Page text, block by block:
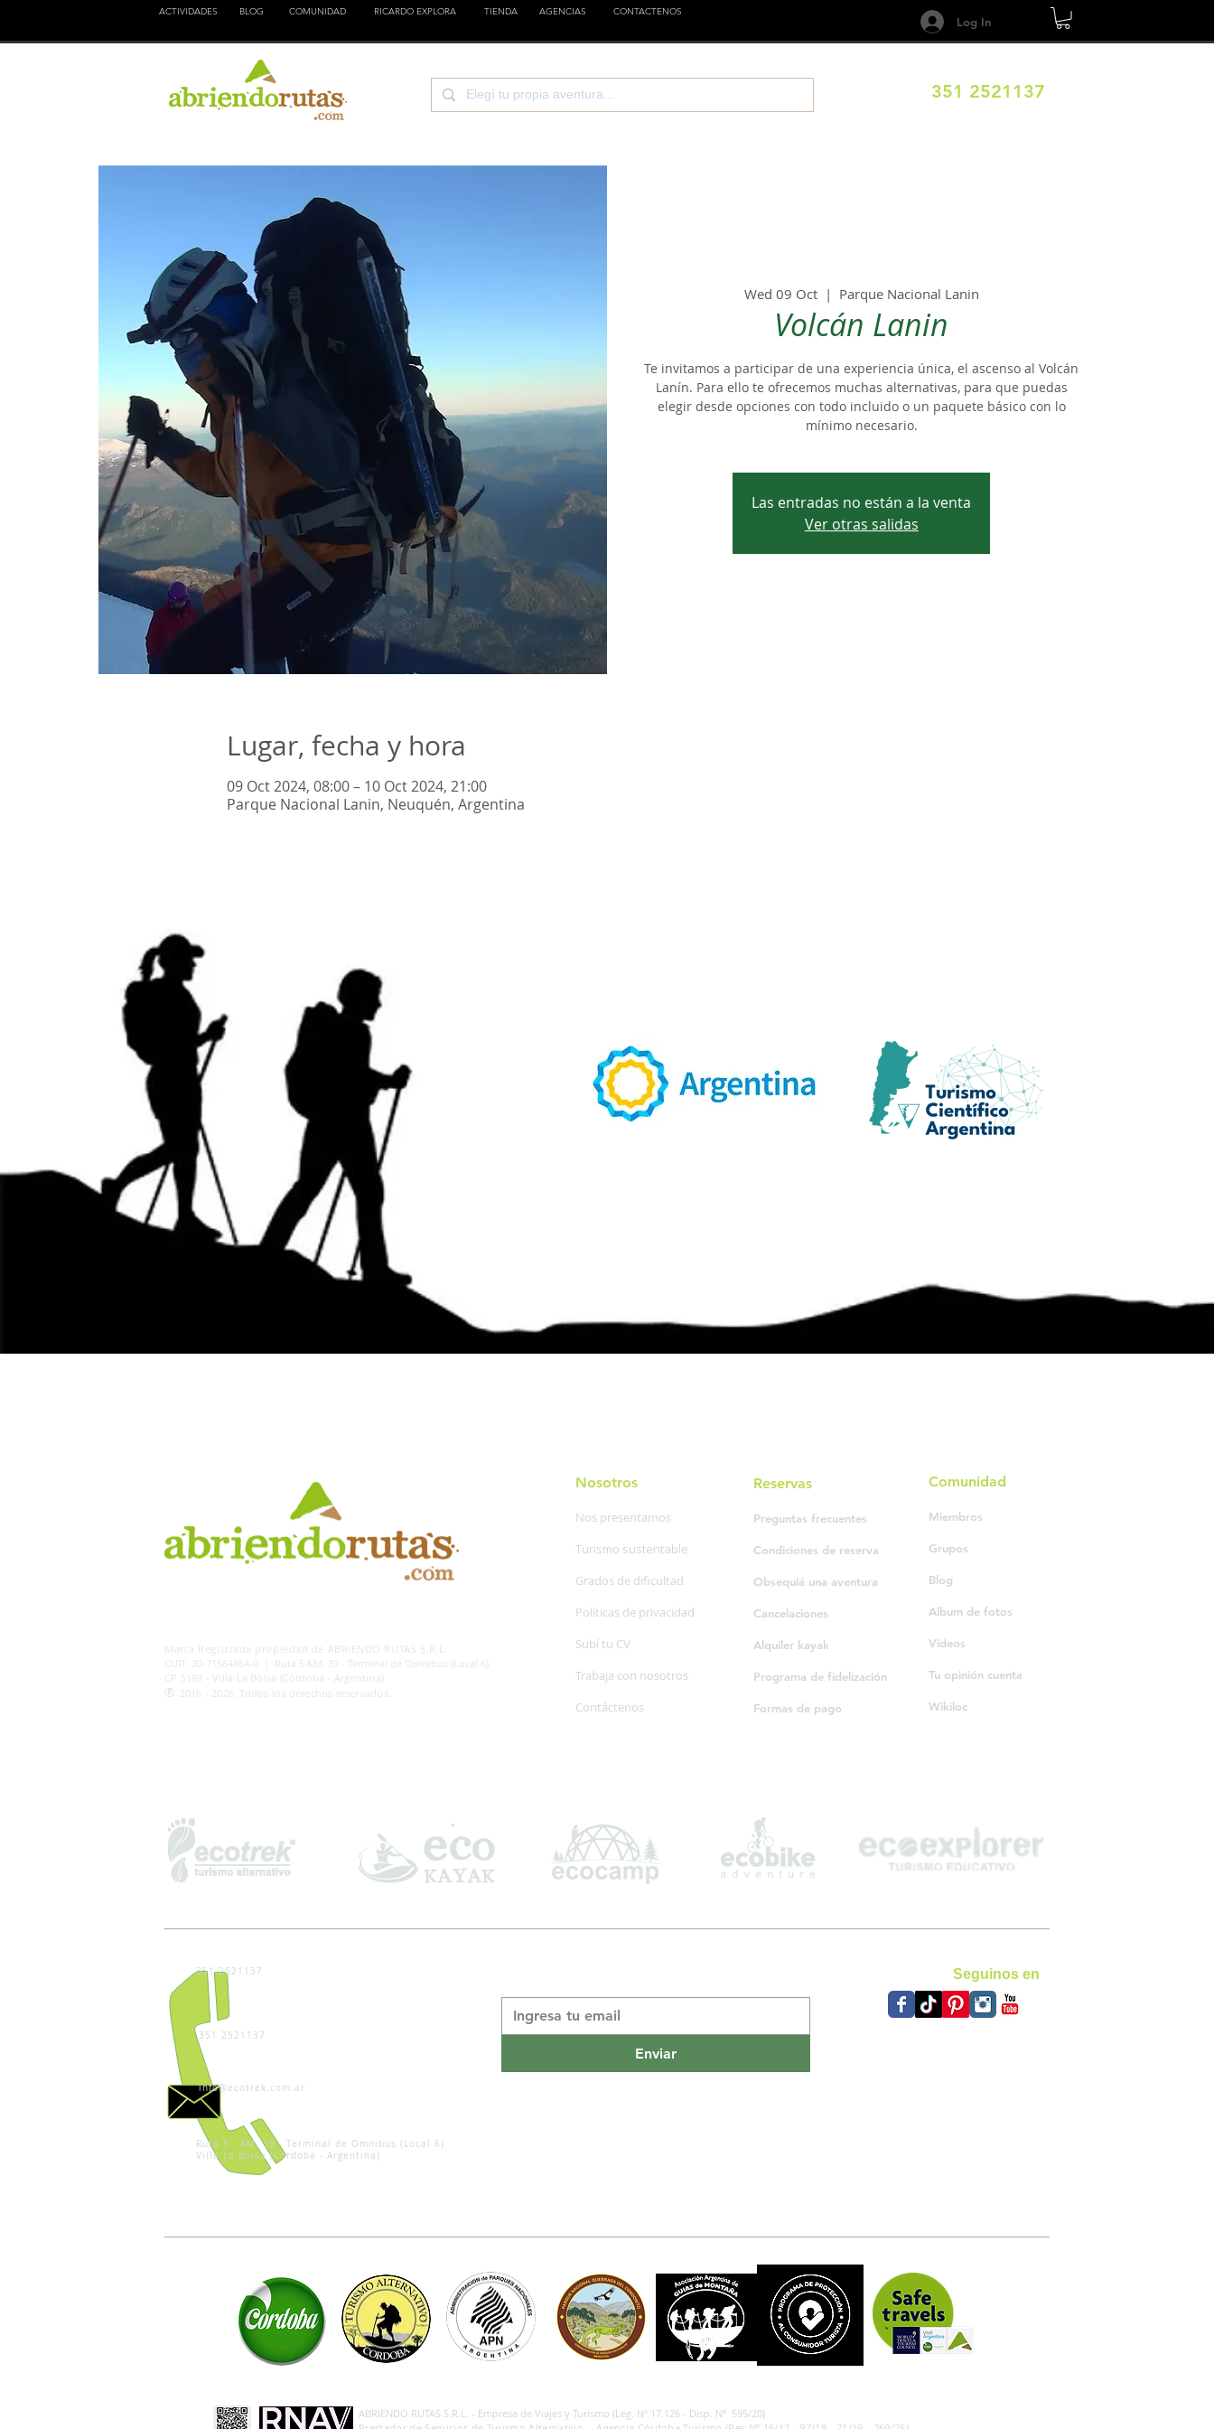
ACTIVIDADES BLOG COMUNIDAD RICARDO EXPLORA TIENDA AGENCIAS CONTACTENOS
Log In
351 2521137
Wed 09 Oct
  |
Parque Nacional Lanin
Volcán Lanin
Te invitamos a participar de una experiencia única, el ascenso al Volcán
Lanín. Para ello te ofrecemos muchas alternativas, para que puedas
elegir desde opciones con todo incluido o un paquete básico con lo
mínimo necesario.
Las entradas no están a la venta
Ver otras salidas
Lugar, fecha y hora
09 Oct 2024, 08:00 – 10 Oct 2024, 21:00
Parque Nacional Lanin, Neuquén, Argentina
Marca Registrada propiedad de ABRIENDO RUTAS S.R.L.
CUIT: 30-71564864-0 | Ruta 5 KM. 39 - Terminal de Omnibus (Local 6)
CP 5189 - Villa La Bolsa (Córdoba - Argentina)
® 2016 - 2026. Todos los derechos reservados.
Nosotros
Nos presentamos
Turismo sustentable
Grados de dificultad
Políticas de privacidad
Subí tu CV
Trabaja con nosotros
Contáctenos
Reservas
Preguntas frecuentes
Condiciones de reserva
Obsequiá una aventura
Cancelaciones
Alquiler kayak
Programa de fidelización
Formas de pago
Comunidad
Miembros
Grupos
Blog
Album de fotos
Videos
Tu opinión cuenta
Wikiloc
Seguinos en
351 2521137
351 2521137
info@ecotrek.com.ar
Ruta 5 - KM. 39 - Terminal de Omnibus (Local 6)
Villa La Bolsa (Córdoba - Argentina)
Enviar
ABRIENDO RUTAS S.R.L. - Empresa de Viajes y Turismo (Leg. Nº 17.126 - Disp. Nº 595/20)